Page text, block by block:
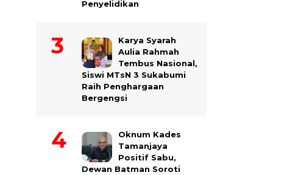
Penyelidikan
Karya Syarah
Aulia Rahmah
Tembus Nasional,
Siswi MTsN 3 Sukabumi
Raih Penghargaan
Bergengsi
Oknum Kades
Tamanjaya
Positif Sabu,
Dewan Batman Soroti